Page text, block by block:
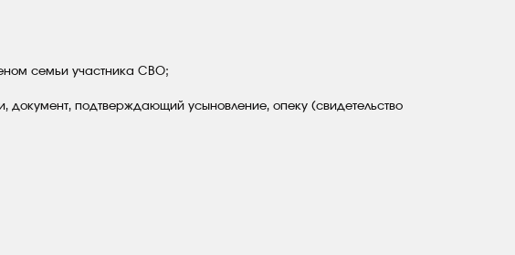
семьи участника СВО;
подтверждающий усыновление, опеку (свидетельство